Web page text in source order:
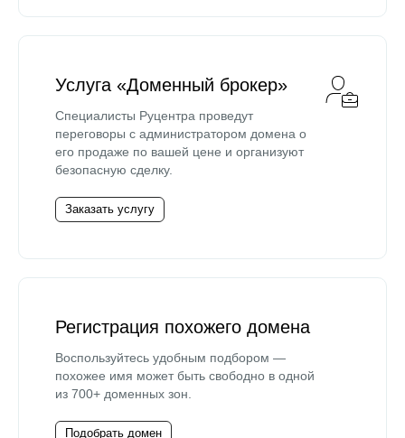
Услуга «Доменный брокер»
Специалисты Руцентра проведут
переговоры с администратором домена о
его продаже по вашей цене и организуют
безопасную сделку.
Заказать услугу
Регистрация похожего домена
Воспользуйтесь удобным подбором —
похожее имя может быть свободно в одной
из 700+ доменных зон.
Подобрать домен